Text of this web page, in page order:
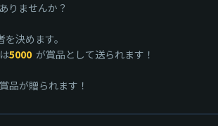
りませんか？
決めます。
5000 が賞品として送られます！
品が贈られます！